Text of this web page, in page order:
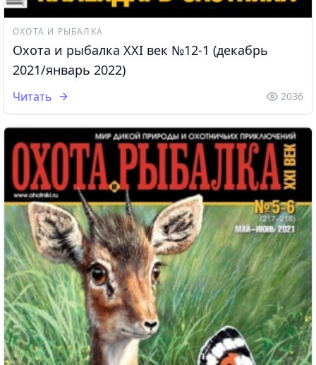
ОХОТА И РЫБАЛКА
Охота и рыбалка XXI век №12-1 (декабрь
2021/январь 2022)
Читать 2036